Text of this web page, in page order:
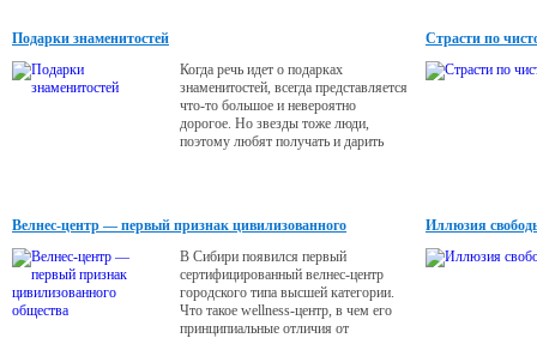
Подарки знаменитостей
Когда речь идет о подарках
знаменитостей, всегда представляется
что-то большое и невероятно
дорогое. Но звезды тоже люди,
поэтому любят получать и дарить
Страсти по
Велнес-центр — первый признак цивилизованного
В Сибири появился первый
сертифицированный велнес-центр
городского типа высшей категории.
Что такое wellness-центр, в чем его
принципиальные отличия от
Иллюзия